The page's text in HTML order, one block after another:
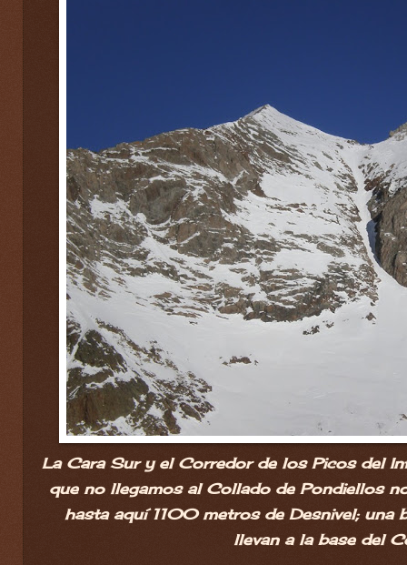
La Cara Sur y el Corredor de los Picos del
que no llegamos al Collado de Pondiellos
hasta aquí 1100 metros de Desnivel; una
llevan a la base del